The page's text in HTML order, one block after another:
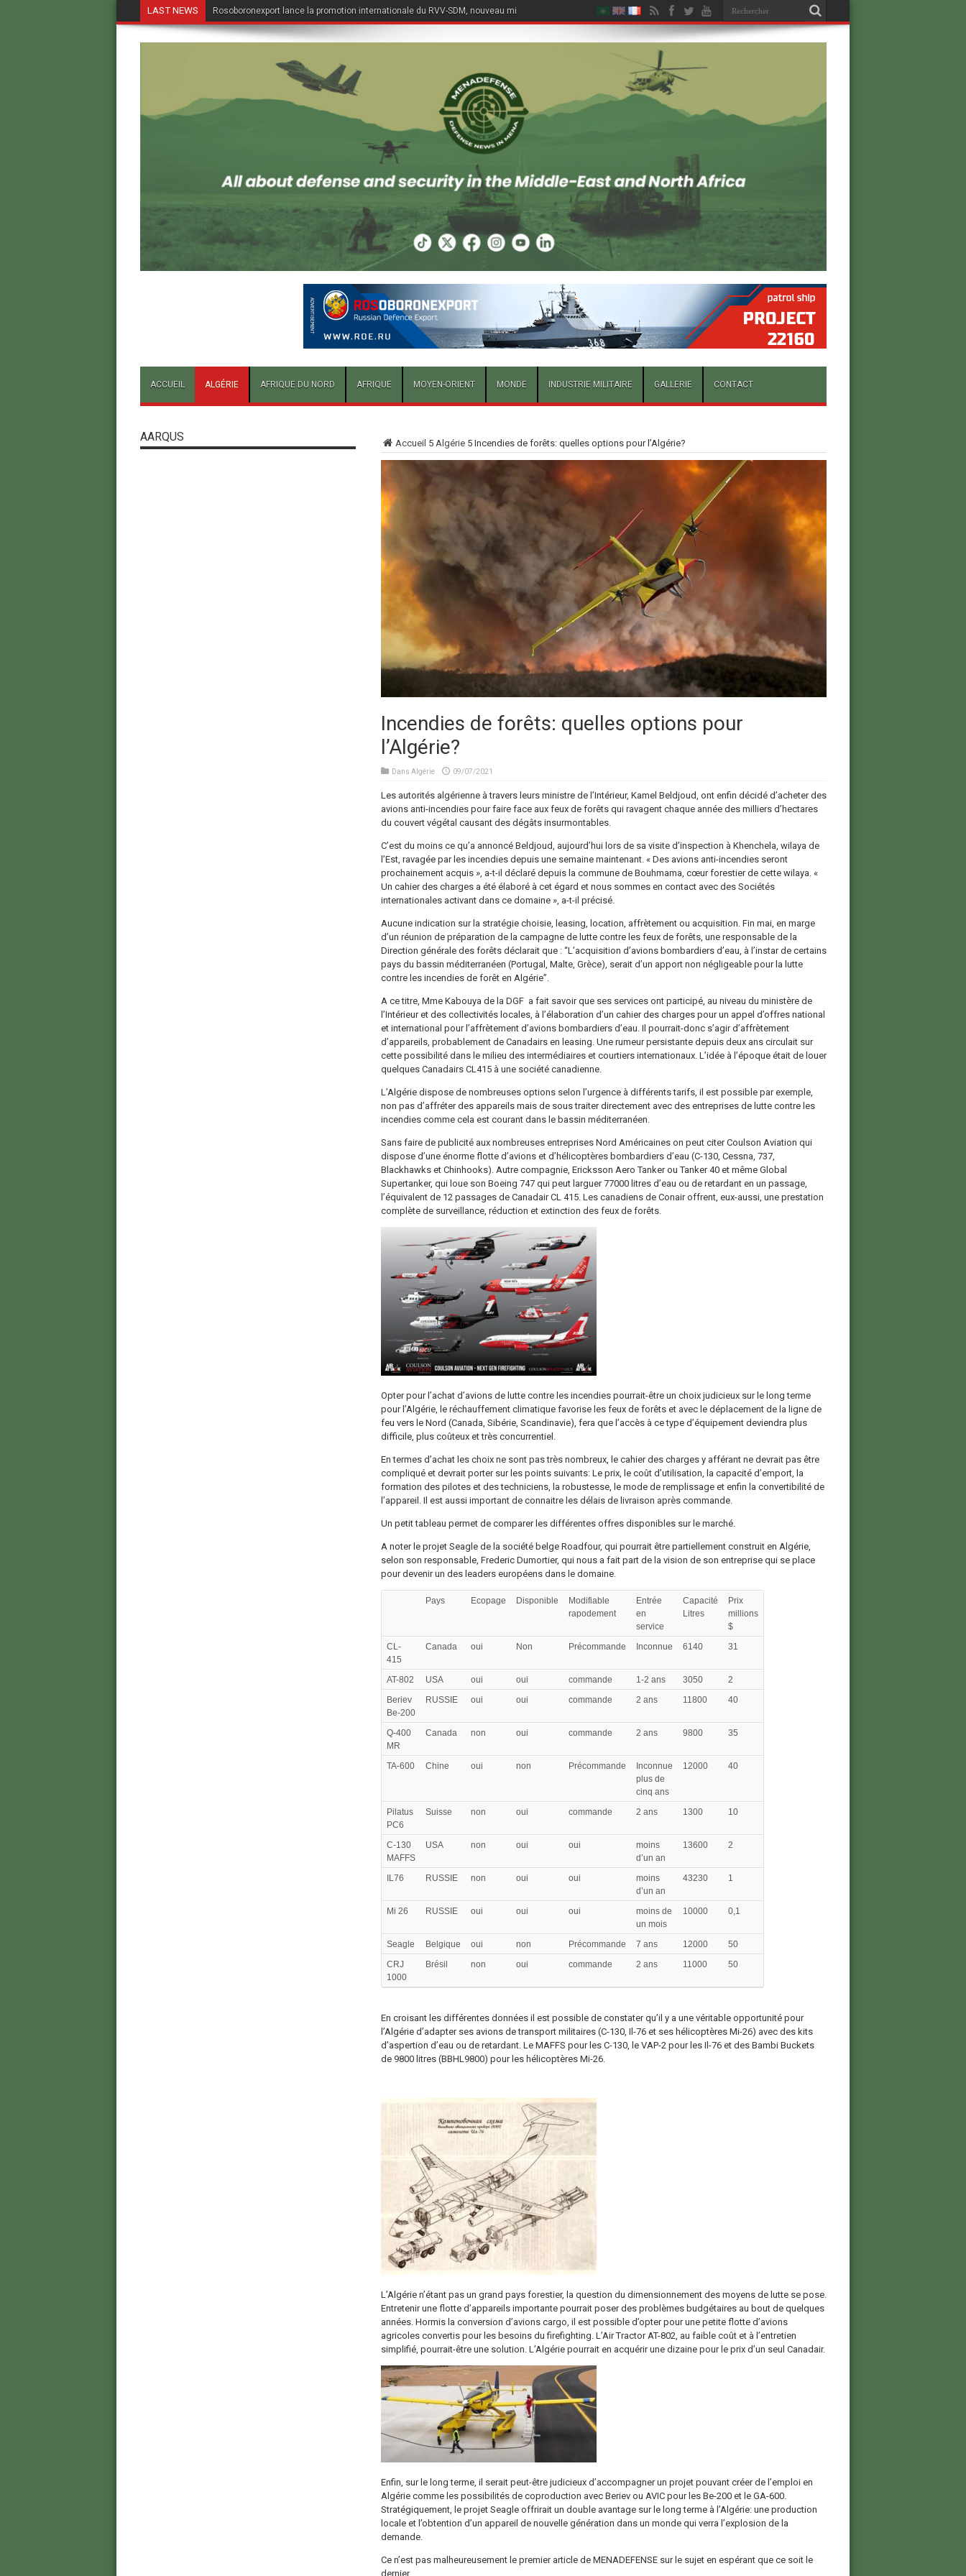
LAST NEWS Rosoboronexport lance la promotion internationale du RVV-SDM, nouveau missile air-air du Su-57E
ACCUEIL ALGÉRIE AFRIQUE DU NORD AFRIQUE MOYEN-ORIENT MONDE INDUSTRIE MILITAIRE GALLERIE CONTACT
Accueil 5 Algérie5 Incendies de forêts: quelles options pour l’Algérie?
Incendies de forêts: quelles options pour
l’Algérie?
Dans Algérie 09/07/2021
Les autorités algérienne à travers leurs ministre de l’Intérieur, Kamel Beldjoud, ont enfin décidé d’acheter des
avions anti-incendies pour faire face aux feux de forêts qui ravagent chaque année des milliers d’hectares
du couvert végétal causant des dégâts insurmontables.
C’est du moins ce qu’a annoncé Beldjoud, aujourd’hui lors de sa visite d’inspection à Khenchela, wilaya de
l’Est, ravagée par les incendies depuis une semaine maintenant. « Des avions anti-incendies seront
prochainement acquis », a-t-il déclaré depuis la commune de Bouhmama, cœur forestier de cette wilaya. «
Un cahier des charges a été élaboré à cet égard et nous sommes en contact avec des Sociétés
internationales activant dans ce domaine », a-t-il précisé.
Aucune indication sur la stratégie choisie, leasing, location, affrètement ou acquisition. Fin mai, en marge
d’un réunion de préparation de la campagne de lutte contre les feux de forêts, une responsable de la
Direction générale des forêts déclarait que : “L’acquisition d’avions bombardiers d’eau, à l’instar de certains
pays du bassin méditerranéen (Portugal, Malte, Grèce), serait d’un apport non négligeable pour la lutte
contre les incendies de forêt en Algérie”.
A ce titre, Mme Kabouya de la DGF a fait savoir que ses services ont participé, au niveau du ministère de
l’Intérieur et des collectivités locales, à l’élaboration d’un cahier des charges pour un appel d’offres national
et international pour l’affrètement d’avions bombardiers d’eau. Il pourrait-donc s’agir d’affrètement
d’appareils, probablement de Canadairs en leasing. Une rumeur persistante depuis deux ans circulait sur
cette possibilité dans le milieu des intermédiaires et courtiers internationaux. L’idée à l’époque était de louer
quelques Canadairs CL415 à une société canadienne.
L’Algérie dispose de nombreuses options selon l’urgence à différents tarifs, il est possible par exemple,
non pas d’affréter des appareils mais de sous traiter directement avec des entreprises de lutte contre les
incendies comme cela est courant dans le bassin méditerranéen.
Sans faire de publicité aux nombreuses entreprises Nord Américaines on peut citer Coulson Aviation qui
dispose d’une énorme flotte d’avions et d’hélicoptères bombardiers d’eau (C-130, Cessna, 737,
Blackhawks et Chinhooks). Autre compagnie, Ericksson Aero Tanker ou Tanker 40 et même Global
Supertanker, qui loue son Boeing 747 qui peut larguer 77000 litres d’eau ou de retardant en un passage,
l’équivalent de 12 passages de Canadair CL 415. Les canadiens de Conair offrent, eux-aussi, une prestation
complète de surveillance, réduction et extinction des feux de forêts.
Opter pour l’achat d’avions de lutte contre les incendies pourrait-être un choix judicieux sur le long terme
pour l’Algérie, le réchauffement climatique favorise les feux de forêts et avec le déplacement de la ligne de
feu vers le Nord (Canada, Sibérie, Scandinavie), fera que l’accès à ce type d’équipement deviendra plus
difficile, plus coûteux et très concurrentiel.
En termes d’achat les choix ne sont pas très nombreux, le cahier des charges y afférant ne devrait pas être
compliqué et devrait porter sur les points suivants: Le prix, le coût d’utilisation, la capacité d’emport, la
formation des pilotes et des techniciens, la robustesse, le mode de remplissage et enfin la convertibilité de
l’appareil. Il est aussi important de connaitre les délais de livraison après commande.
Un petit tableau permet de comparer les différentes offres disponibles sur le marché.
A noter le projet Seagle de la société belge Roadfour, qui pourrait être partiellement construit en Algérie,
selon son responsable, Frederic Dumortier, qui nous a fait part de la vision de son entreprise qui se place
pour devenir un des leaders européens dans le domaine.
Pays Ecopage Disponible
Modifiable
rapodement
Entrée
en
service
Capacité
Litres
Prix
millions
$
CL-
415
Canada oui Non Précommande Inconnue 6140 31
AT-802 USA oui oui commande 1-2 ans 3050
2
Beriev
Be-200
RUSSIE oui oui commande 2 ans 11800 40
Q-400
MR
Canada non oui commande 2 ans 9800 35
TA-600 Chine oui non Précommande
Inconnue
plus de
cinq ans
12000 40
Pilatus
PC6
Suisse non oui commande 2 ans 1300 10
C-130
MAFFS
USA non oui oui
moins
d’un an
13600 2
IL76 RUSSIE non oui oui
moins
d’un an
43230 1
Mi 26 RUSSIE oui oui oui
moins de
un mois
10000 0,1
Seagle Belgique oui non Précommande 7 ans 12000
50
CRJ
1000
Brésil non oui commande 2 ans 11000 50
En croisant les différentes données il est possible de constater qu’il y a une véritable opportunité pour
l’Algérie d’adapter ses avions de transport militaires (C-130, Il-76 et ses hélicoptères Mi-26) avec des kits
d’aspertion d’eau ou de retardant. Le MAFFS pour les C-130, le VAP-2 pour les Il-76 et des Bambi Buckets
de 9800 litres (BBHL9800) pour les hélicoptères Mi-26.
L’Algérie n’étant pas un grand pays forestier, la question du dimensionnement des moyens de lutte se pose.
Entretenir une flotte d’appareils importante pourrait poser des problèmes budgétaires au bout de quelques
années. Hormis la conversion d’avions cargo, il est possible d’opter pour une petite flotte d’avions
agricoles convertis pour les besoins du firefighting. L’Air Tractor AT-802, au faible coût et à l’entretien
simplifié, pourrait-être une solution. L’Algérie pourrait en acquérir une dizaine pour le prix d’un seul Canadair.
Enfin, sur le long terme, il serait peut-être judicieux d’accompagner un projet pouvant créer de l’emploi en
Algérie comme les possibilités de coproduction avec Beriev ou AVIC pour les Be-200 et le GA-600.
Stratégiquement, le projet Seagle offrirait un double avantage sur le long terme à l’Algérie: une production
locale et l’obtention d’un appareil de nouvelle génération dans un monde qui verra l’explosion de la
demande.
Ce n’est pas malheureusement le premier article de MENADEFENSE sur le sujet en espérant que ce soit le
dernier.
AARQUS